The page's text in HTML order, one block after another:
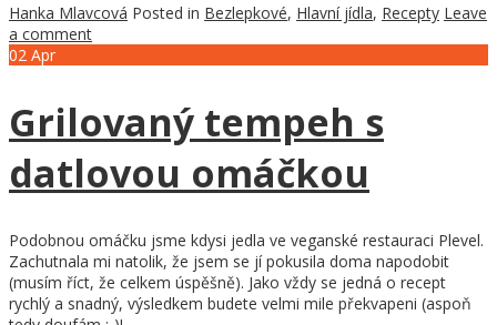
Hanka Mlavcová Posted in Bezlepkové, Hlavní jídla, Recepty Leave
a comment
02 Apr
Grilovaný tempeh s
datlovou omáčkou
Podobnou omáčku jsme kdysi jedla ve veganské restauraci Plevel.
Zachutnala mi natolik, že jsem se jí pokusila doma napodobit
(musím říct, že celkem úspěšně). Jako vždy se jedná o recept
rychlý a snadný, výsledkem budete velmi mile překvapeni (aspoň